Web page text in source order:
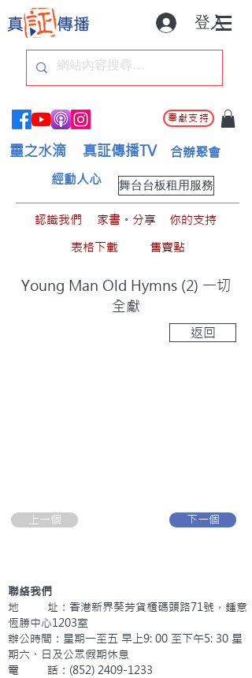
登入
奉獻支持
靈之水滴 真証傳播TV 合辦聚會
舞台台板租用服務
經動人心
認識我們 家書。分享
你的支持
表格下載
售賣點
Young Man Old Hymns (2) 一切
全獻
返回
上一個 下一個
聯絡我們
地 址：香港新界葵芳貨櫃碼頭路71號，鍾意
恆勝中心1203室
辦公時間：星期一至五 早上9: 00 至下午5: 30 星
期六、日及公眾假期休息
電 話：(852) 2409-1233